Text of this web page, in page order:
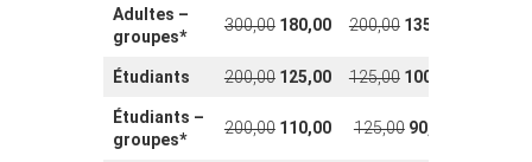
Adultes –
groupes*
300,00 180,00 200,00 135,00
Étudiants 200,00 125,00 125,00 100,00
Étudiants –
groupes*
200,00 110,00 125,00 90,00